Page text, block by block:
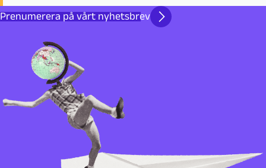
Prenumerera på vårt nyhetsbrev